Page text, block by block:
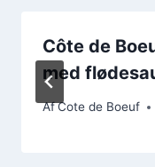
Côte de
med
AfCote de Boeuf